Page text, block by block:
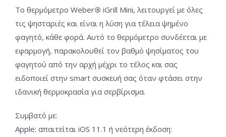
Το θερμόμετρο Weber® iGrill Mini, λειτουργεί με όλες
τις ψησταριές και είναι η λύση για τέλεια ψημένο
φαγητό, κάθε φορά. Αυτό το θερμόμετρο συνδέεται με
εφαρμογή, παρακολουθεί τον βαθμό ψησίματος του
φαγητού από την αρχή μέχρι το τέλος και σας
ειδοποιεί στην smart συσκευή σας όταν φτάσει στην
ιδανική θερμοκρασία για σερβίρισμα.
Συμβατό με:
Apple: απαιτείται iOS 11.1 ή νεότερη έκδοση: